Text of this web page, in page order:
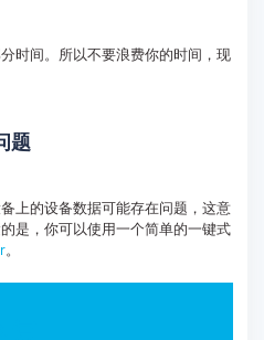
时间。所以不要浪费你的时间，现
题
上的设备数据可能存在问题，这意
是，你可以使用一个简单的一键式
。